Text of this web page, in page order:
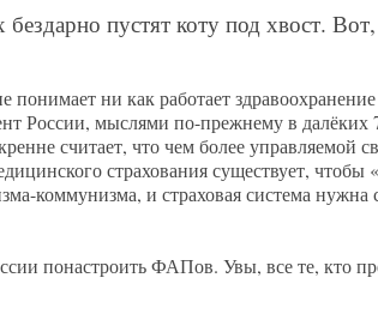
пустят коту под хвост.
ни как работает
России, мыслями по-прежнему в далёких
считает, что чем более управляемой
страхования существует, чтобы
коммунизма, и страховая система нужна
понастроить ФАПов. Увы, все те, кто